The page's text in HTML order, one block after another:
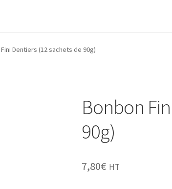
Dentiers (12 sachets de 90g)
Bonbon
90g)
7,80€ HT